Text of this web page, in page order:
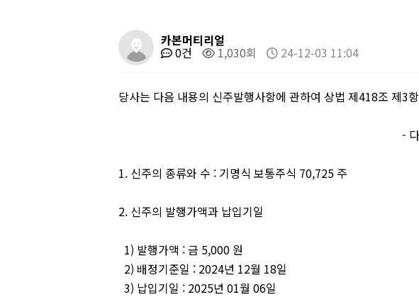
카본머티리얼
0건 1,030회 24-12-03 11:04
당사는 다음 내용의 신주발행사항에 관하여 상법 제418조 제3
- 다 음
1. 신주의 종류와 수 : 기명식 보통주식 70,725 주
2. 신주의 발행가액과 납입기일
1) 발행가액 : 금 5,000 원
2) 배정기준일 : 2024년 12월 18일
3) 납입기일 : 2025년 01월 06일